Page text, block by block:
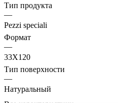
Тип продукта
—
Pezzi speciali
Формат
—
33X120
Тип поверхности
—
Натуральный